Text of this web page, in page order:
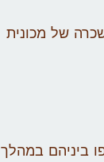
של מכונית
ביניהם במהלך